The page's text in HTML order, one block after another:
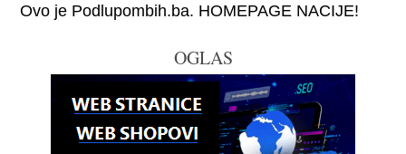
Ovo je Podlupombih.ba. HOMEPAGE NACIJE!
OGLAS